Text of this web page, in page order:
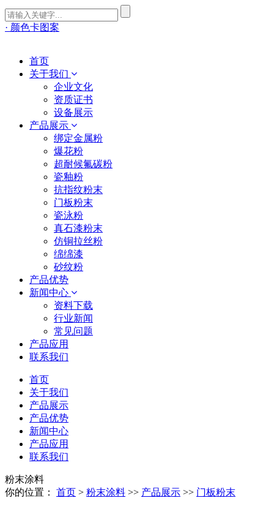
· 颜色卡图案
首页
关于我们
企业文化
资质证书
设备展示
产品展示
绑定金属粉
爆花粉
超耐候氟碳粉
瓷釉粉
抗指纹粉末
门板粉末
瓷泳粉
真石漆粉末
仿铜拉丝粉
绵绵漆
砂纹粉
产品优势
新闻中心
资料下载
行业新闻
常见问题
产品应用
联系我们
首页
关于我们
产品展示
产品优势
新闻中心
产品应用
联系我们
粉末涂料
你的位置： 首页 > 粉末涂料 >> 产品展示 >> 门板粉末